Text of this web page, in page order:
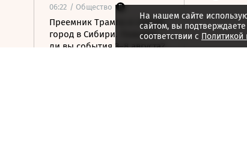
06:22 / Общество
Преемник Трампа и новый
город в Сибири. Помните
ли вы события 3–8 августа?
На нашем сайте
сайтом, вы
соответствии с